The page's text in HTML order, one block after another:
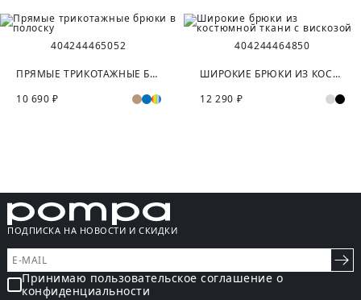
404244465052
ПРЯМЫЕ ТРИКОТАЖНЫЕ БРЮКИ В ПОЛОСКУ
10 690 ₽
404244464850
ШИРОКИЕ БРЮКИ ИЗ КОСТЮМНОЙ ТКАНИ С ВИСКОЗОЙ
12 290 ₽
ПОДПИСКА НА НОВОСТИ И СКИДКИ
Принимаю пользовательское соглашение о
конфиденциальности